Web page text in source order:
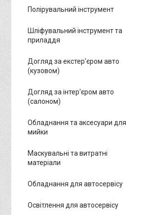
Полірувальний інструмент
Шліфувальний інструмент та
приладдя
Догляд за екстер'єром авто
(кузовом)
Догляд за інтер'єром авто
(салоном)
Обладнання та аксесуари для
мийки
Маскувальні та витратні
матеріали
Обладнання для автосервісу
Освітлення для автосервісу